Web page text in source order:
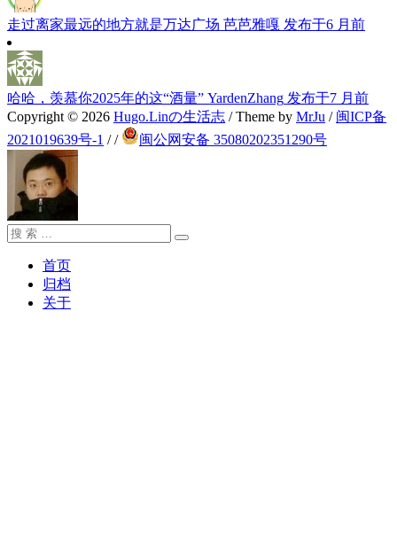
走过离家最远的地方就是万达广场 芭芭雅嘎 发布于6 月前
哈哈，羡慕你2025年的这“酒量” YardenZhang 发布于7 月前
Copyright © 2026 Hugo.Linの生活志 / Theme by MrJu / 闽ICP备
2021019639号-1 // 闽公网安备 35080202351290号
搜
搜
首页
归档
关于